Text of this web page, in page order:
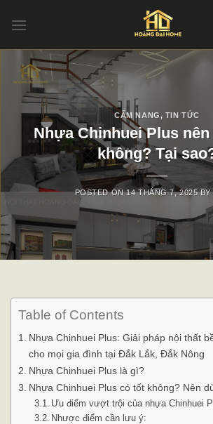
CẨM NANG, TIN TỨC
Nhựa Chinhuei Plus
không? Tại
POSTED ON14 THÁNG 7, 2025BY
Table of Contents
Nhựa Chinhuei Plus: Giải pháp nội thất
cho mọi gia đình tại Đắk Lắk, Đắk Nông
Nhựa Chinhuei Plus là gì?
Nhựa Chinhuei Plus có tốt không? Nên
Ưu điểm vượt trội của nhựa Chinhuei
Nhược điểm cần lưu ý: